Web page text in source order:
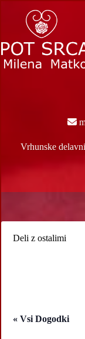
content
Vrhunske
Deli z ostalimi
« Vsi Dogodki